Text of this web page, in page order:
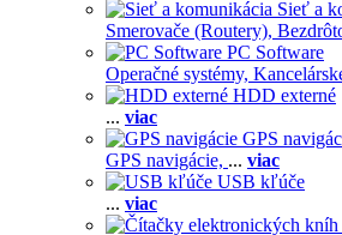
Sieť a
Smerovače (Routery),
PC Software
Operačné systémy,
HDD externé
... viac
GPS
GPS navigácie, ... viac
USB kľúče
... viac